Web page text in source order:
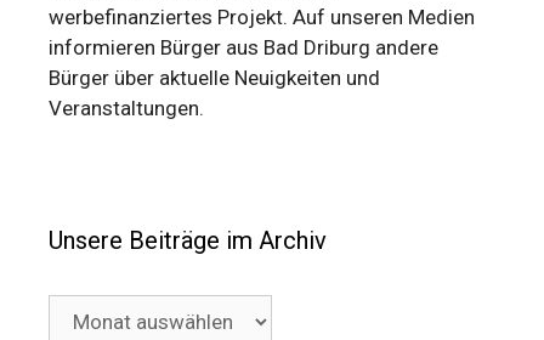
werbefinanziertes Projekt. Auf unseren Medien
informieren Bürger aus Bad Driburg andere
Bürger über aktuelle Neuigkeiten und
Veranstaltungen.
Unsere Beiträge im Archiv